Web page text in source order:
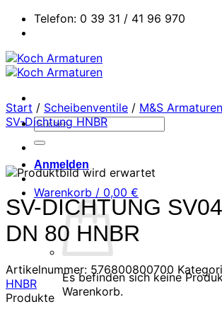
Zum
Inhalt
Telefon: 0 39 31 / 41 96 970
Suchen
Anmelden
Warenkorb / 0,00 €
Es befinden sich keine
Warenkorb.
Start / Scheibenventile / M&S Armaturen
SV-Dichtung HNBR
SV-DICHTUNG
DN 80 HNBR
Artikelnummer: 576800800700
HNBR
Produkte